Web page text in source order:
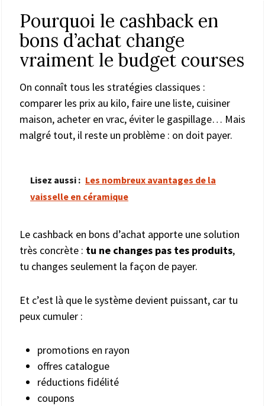
Pourquoi le cashback en
bons d’achat change
vraiment le budget courses
On connaît tous les stratégies classiques :
comparer les prix au kilo, faire une liste, cuisiner
maison, acheter en vrac, éviter le gaspillage… Mais
malgré tout, il reste un problème : on doit payer.
Lisez aussi : Les nombreux avantages de la
vaisselle en céramique
Le cashback en bons d’achat apporte une solution
très concrète : tu ne changes pas tes produits,
tu changes seulement la façon de payer.
Et c’est là que le système devient puissant, car tu
peux cumuler :
promotions en rayon
offres catalogue
réductions fidélité
coupons